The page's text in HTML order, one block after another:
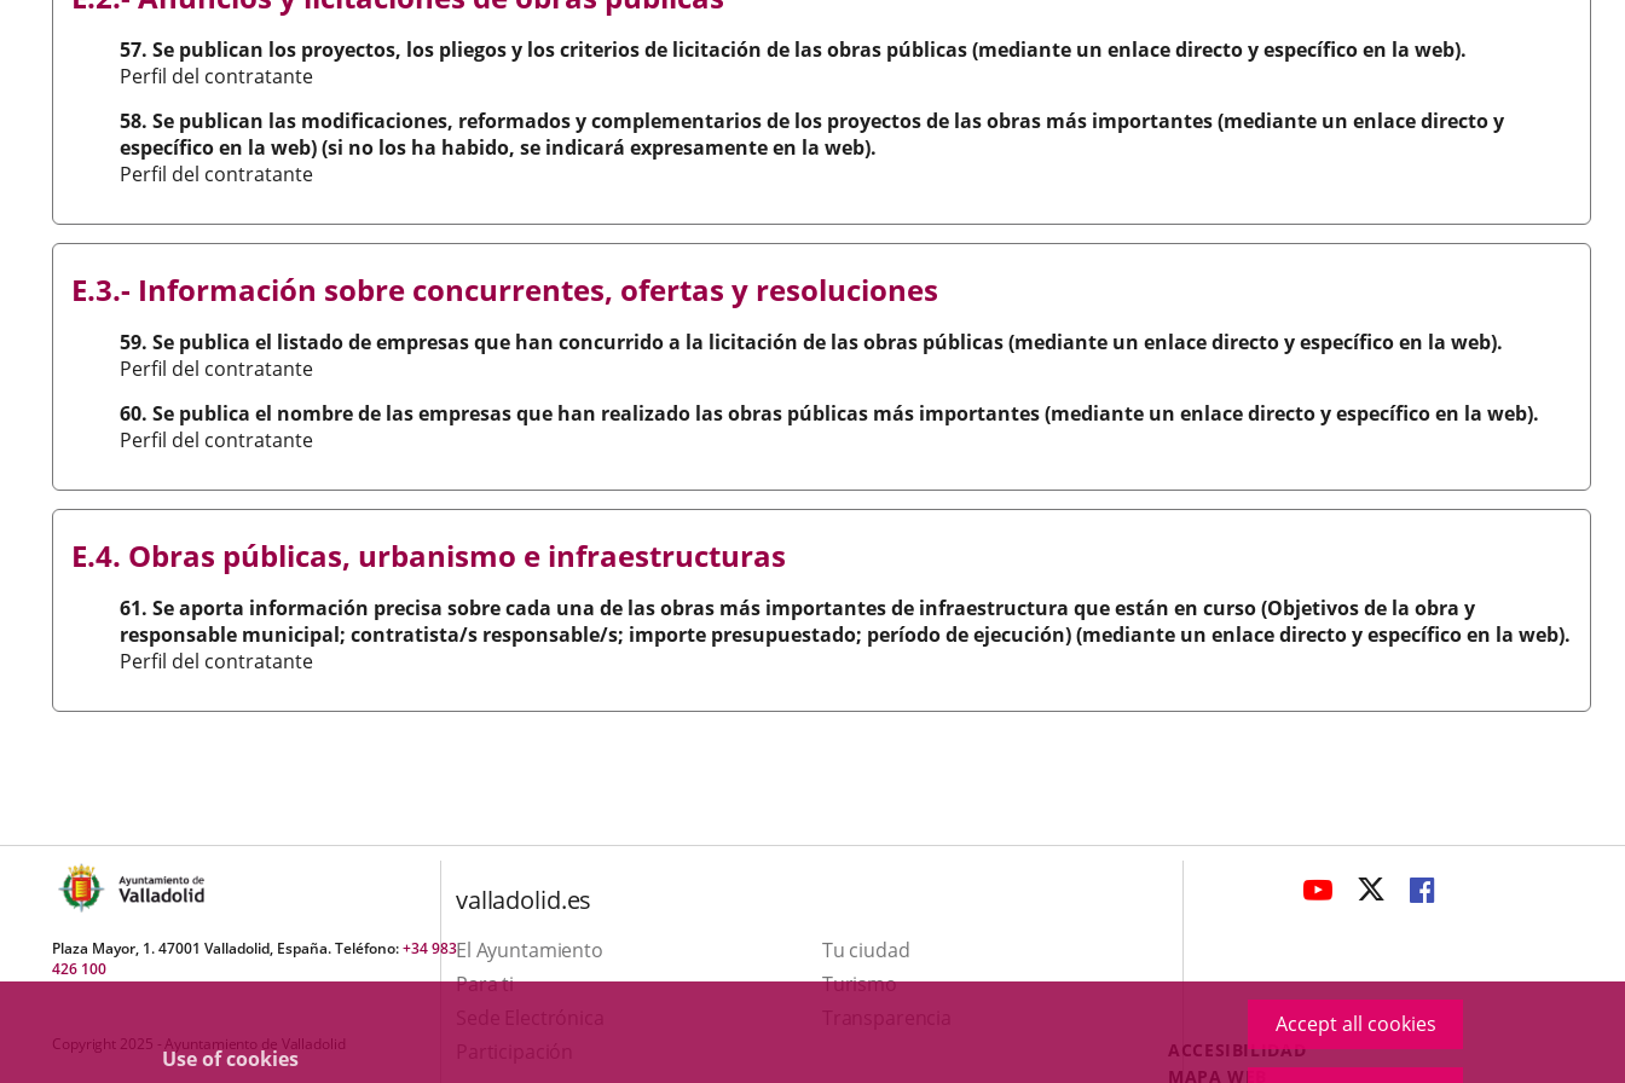
Use of cookies
Accept all cookies
aplicación
externa.
57. Se publican los proyectos, los pliegos y los criterios de licitación de las obras públicas (mediante un enlace directo y específico en la web).
Perfil del contratante
58. Se publican las modificaciones, reformados y complementarios de los proyectos de las obras más importantes (mediante un enlace directo y
específico en la web) (si no los ha habido, se indicará expresamente en la web).
Perfil del contratante
E.3.- Información sobre concurrentes, ofertas y resoluciones
59. Se publica el listado de empresas que han concurrido a la licitación de las obras públicas (mediante un enlace directo y específico en la web).
Perfil del contratante
60. Se publica el nombre de las empresas que han realizado las obras públicas más importantes (mediante un enlace directo y específico en la web).
Perfil del contratante
E.4. Obras públicas, urbanismo e infraestructuras
61. Se aporta información precisa sobre cada una de las obras más importantes de infraestructura que están en curso (Objetivos de la obra y
responsable municipal; contratista/s responsable/s; importe presupuestado; período de ejecución) (mediante un enlace directo y específico en la web).
Perfil del contratante
Plaza Mayor, 1. 47001 Valladolid, España. Teléfono:+34 983
426 100
Copyright 2025 - Ayuntamiento de Valladolid
valladolid.es
El Ayuntamiento
Tu ciudad
Para ti
TurismoThis
LINK
APPLICATION.
LINK
APPLICATION.
LINK
APPLICATION.
Menú
Legal
ACCESIBILIDAD
MAPA WEB